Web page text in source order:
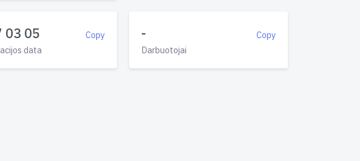
Copy
03 05
data
Copy
-
Darbuotojai